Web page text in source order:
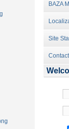
BAZA
Site
Contact